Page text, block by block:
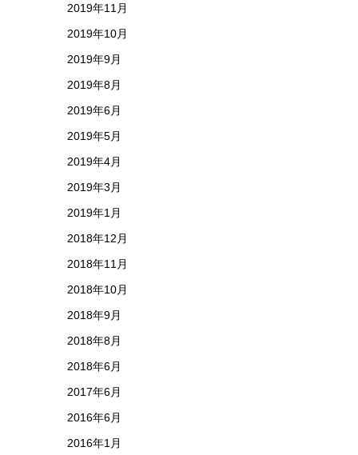
2019年11月
2019年10月
2019年9月
2019年8月
2019年6月
2019年5月
2019年4月
2019年3月
2019年1月
2018年12月
2018年11月
2018年10月
2018年9月
2018年8月
2018年6月
2017年6月
2016年6月
2016年1月